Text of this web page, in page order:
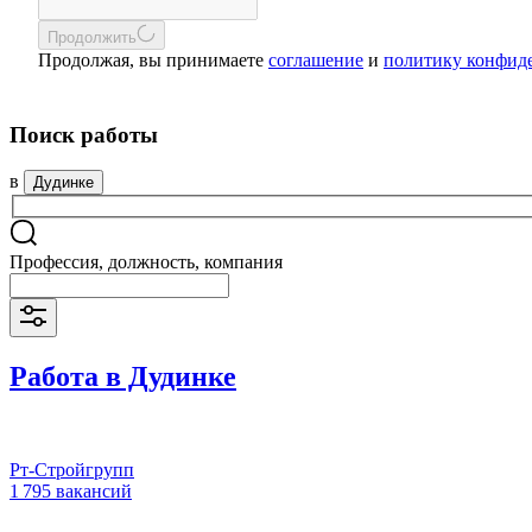
Продолжить
Продолжая, вы принимаете соглашение и политику
Поиск работы
в Дудинке
Профессия, должность, компания
Работа в Дудинке
Рт-Стройгрупп
1 795 вакансий